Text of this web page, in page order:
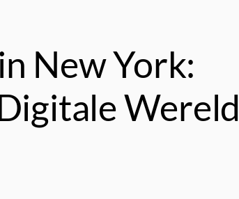
New York:
Wereld